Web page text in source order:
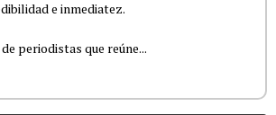
e inmediatez.
periodistas que reúne...